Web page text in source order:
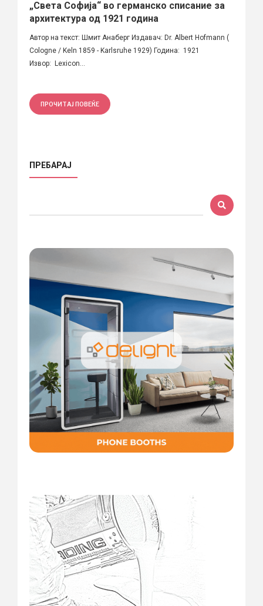
„Света Софија“ во германско списание за
архитектура од 1921 година
Автор на текст: Шмит Анаберг Издавач: Dr. Albert Hofmann (
Cologne / Keln 1859 - Karlsruhe 1929) Година: 1921
Извор: Lexicon...
ПРОЧИТАЈ ПОВЕЌЕ
ПРЕБАРАЈ